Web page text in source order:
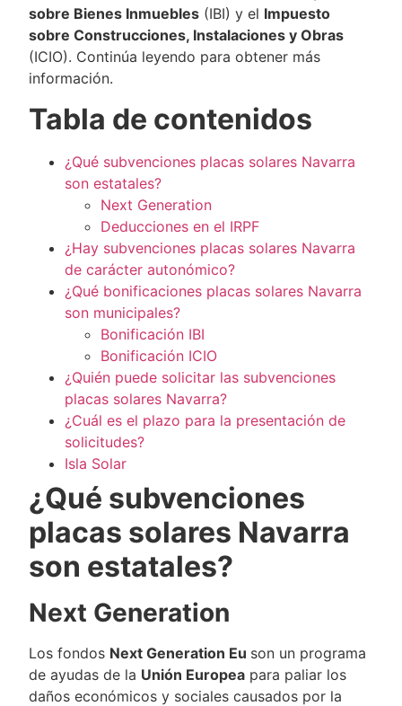
sobre Bienes Inmuebles (IBI) y el Impuesto
sobre Construcciones, Instalaciones y Obras
(ICIO). Continúa leyendo para obtener más
información.
Tabla de contenidos
¿Qué subvenciones placas solares Navarra
son estatales?
Next Generation
Deducciones en el IRPF
¿Hay subvenciones placas solares Navarra
de carácter autonómico?
¿Qué bonificaciones placas solares Navarra
son municipales?
Bonificación IBI
Bonificación ICIO
¿Quién puede solicitar las subvenciones
placas solares Navarra?
¿Cuál es el plazo para la presentación de
solicitudes?
Isla Solar
¿Qué subvenciones
placas solares Navarra
son estatales?
Next Generation
Los fondos Next Generation Eu son un programa
de ayudas de la Unión Europea para paliar los
daños económicos y sociales causados por la